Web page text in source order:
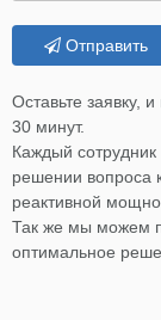
Отправить
Оставьте заявку,
30 минут.
Каждый
решении вопроса
реактивной
Так же мы можем
оптимальное